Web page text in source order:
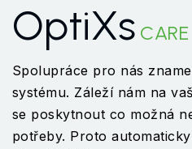
OptiXs CARE
Spolupráce pro nás
systému. Záleží nám na
se poskytnout co možná
potřeby. Proto